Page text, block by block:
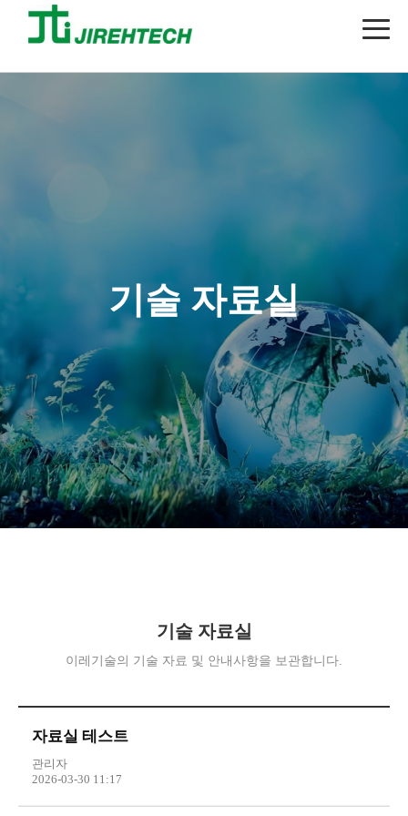
기술 자료실
기술 자료실
이레기술의 기술 자료 및 안내사항을 보관합니다.
자료실 테스트
관리자
2026-03-30 11:17